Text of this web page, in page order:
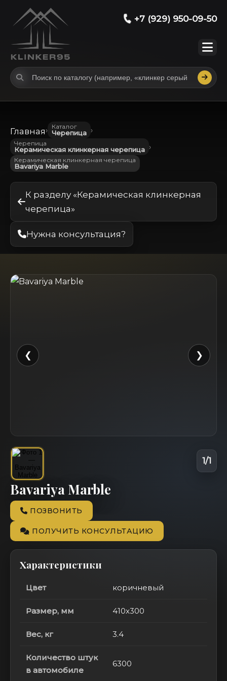
+7 (929) 950-09-50
Главная› Каталог
Черепица ›
Черепица
Керамическая клинкерная черепица ›
Керамическая клинкерная черепица
Bavariya Marble
К разделу «Керамическая клинкерная
черепица»
Нужна консультация?
❮ ❯
1/1
Bavariya Marble
ПОЗВОНИТЬ
ПОЛУЧИТЬ КОНСУЛЬТАЦИЮ
Характеристики
Цвет коричневый
Размер, мм 410x300
Вес, кг 3.4
Количество штук
в автомобиле
6300